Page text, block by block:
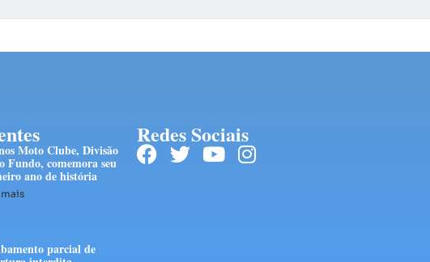
Moto Clube, Divisão
Fundo, comemora seu
ano de história
parcial de
Redes Sociais